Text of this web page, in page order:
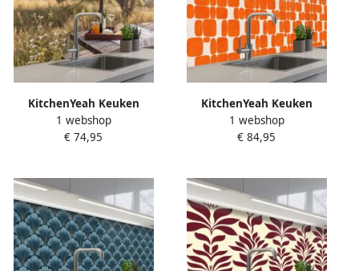
KitchenYeah Keuken
achterwand 200x60 cm
Spatscherm zelfklevend
fornuis
1 webshop
€ 74,95
KitchenYeah Keuken
achterwand 250x60 cm
Spatscherm zelfklevend
fornuis
1 webshop
€ 84,95